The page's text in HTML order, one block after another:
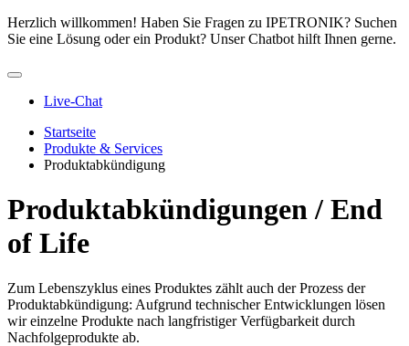
Herzlich willkommen! Haben Sie Fragen zu IPETRONIK? Suchen
Sie eine Lösung oder ein Produkt? Unser Chatbot hilft Ihnen gerne.
Live-Chat
Startseite
Produkte & Services
Produktabkündigung
Produktabkündigungen / End
of Life
Zum Lebenszyklus eines Produktes zählt auch der Prozess der
Produktabkündigung: Aufgrund technischer Entwicklungen lösen
wir einzelne Produkte nach langfristiger Verfügbarkeit durch
Nachfolgeprodukte ab.